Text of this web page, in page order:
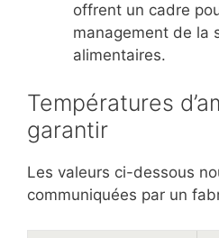
offrent un cadre
management de la
alimentaires.
Températures
garantir
Les valeurs ci-dessous
communiquées par un